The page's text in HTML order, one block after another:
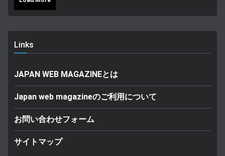
Links
JAPAN WEB MAGAZINEとは
Japan web magazineのご利用について
お問い合わせフォーム
サイトマップ